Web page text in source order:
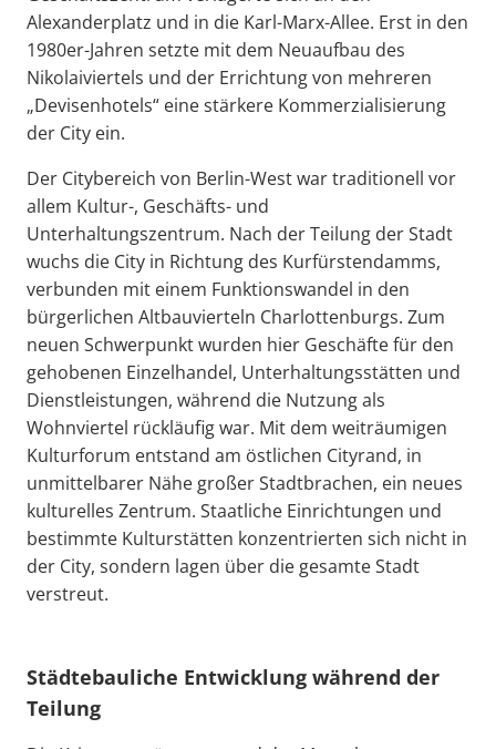
Alexanderplatz und in die Karl-Marx-Allee. Erst in den
1980er-Jahren setzte mit dem Neuaufbau des
Nikolaiviertels und der Errichtung von mehreren
„Devisenhotels“ eine stärkere Kommerzialisierung
der City ein.
Der Citybereich von Berlin-West war traditionell vor
allem Kultur-, Geschäfts- und
Unterhaltungszentrum. Nach der Teilung der Stadt
wuchs die City in Richtung des Kurfürstendamms,
verbunden mit einem Funktionswandel in den
bürgerlichen Altbauvierteln Charlottenburgs. Zum
neuen Schwerpunkt wurden hier Geschäfte für den
gehobenen Einzelhandel, Unterhaltungsstätten und
Dienstleistungen, während die Nutzung als
Wohnviertel rückläufig war. Mit dem weiträumigen
Kulturforum entstand am östlichen Cityrand, in
unmittelbarer Nähe großer Stadtbrachen, ein neues
kulturelles Zentrum. Staatliche Einrichtungen und
bestimmte Kulturstätten konzentrierten sich nicht in
der City, sondern lagen über die gesamte Stadt
verstreut.
Städtebauliche Entwicklung während der
Teilung